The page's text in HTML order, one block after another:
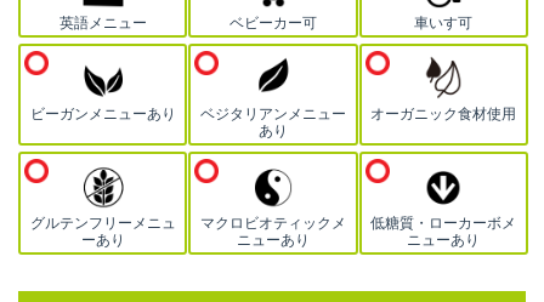
英語メニュー ベビーカー可 車いす可
ビーガンメニューあり
ベジタリアンメニュー
あり
オーガニック食材使用
グルテンフリーメニュ
ーあり
マクロビオティックメ
ニューあり
低糖質・ローカーボメ
ニューあり